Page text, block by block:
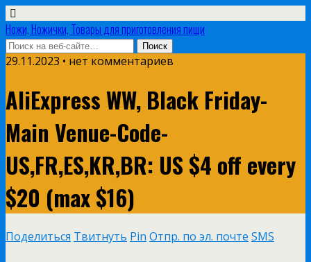
Ножи, Ножички, Товары для приготовления пищи
29.11.2023 • нет комментариев
AliExpress WW, Black Friday-
Main Venue-Code-
US,FR,ES,KR,BR: US $4 off every
$20 (max $16)
Поделиться Твитнуть Pin Отпр. по эл. почте SMS